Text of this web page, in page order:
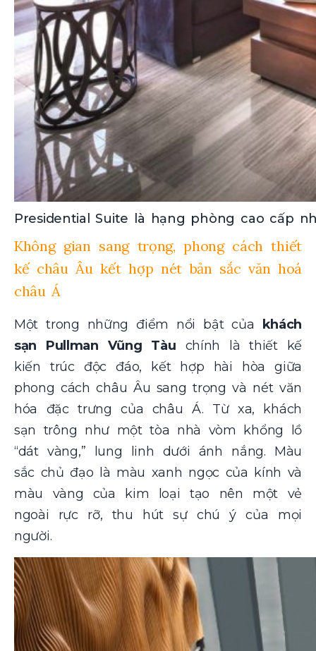
Presidential Suite là hạng phòng cao cấp
Không gian sang trọng, phong cách thiết
kế châu Âu kết hợp nét bản sắc văn hoá
châu Á
Một trong những điểm nổi bật của
khách
sạn Pullman Vũng Tàu chính là thiết kế
kiến trúc độc đáo, kết hợp hài hòa giữa
phong cách châu Âu sang trọng và nét văn
hóa đặc trưng của châu Á. Từ xa, khách
sạn trông như một tòa nhà vòm khổng lồ
“dát vàng,” lung linh dưới ánh nắng. Màu
sắc chủ đạo là màu xanh ngọc của kính và
màu vàng của kim loại tạo nên một vẻ
ngoài rực rỡ, thu hút sự chú ý của mọi
người.